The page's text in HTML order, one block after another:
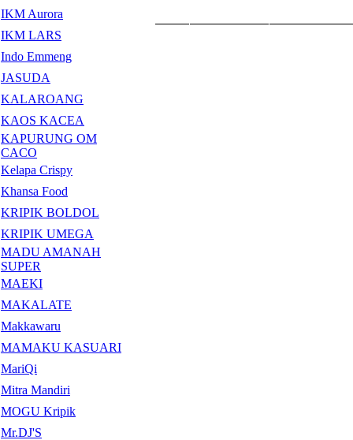
IKM Aurora
IKM LARS
Indo Emmeng
JASUDA
KALAROANG
KAOS KACEA
KAPURUNG OM
CACO
Kelapa Crispy
Khansa Food
KRIPIK BOLDOL
KRIPIK UMEGA
MADU AMANAH
SUPER
MAEKI
MAKALATE
Makkawaru
MAMAKU KASUARI
MariQi
Mitra Mandiri
MOGU Kripik
Mr.DJ'S